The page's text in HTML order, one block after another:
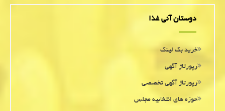
دوستان آنی غذا
خرید بک لینک
رپورتاژ آگهی
رپورتاژ آگهی تخصصی
حوزه های انتخابیه مجلس